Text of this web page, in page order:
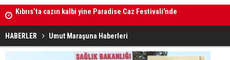
GÜÇ-SEN: “Silo kazasına benzer bir felaketle karşı
karşıya kalınmaması adına harekete geçtik
HABERLER Umut Maraşuna Haberleri